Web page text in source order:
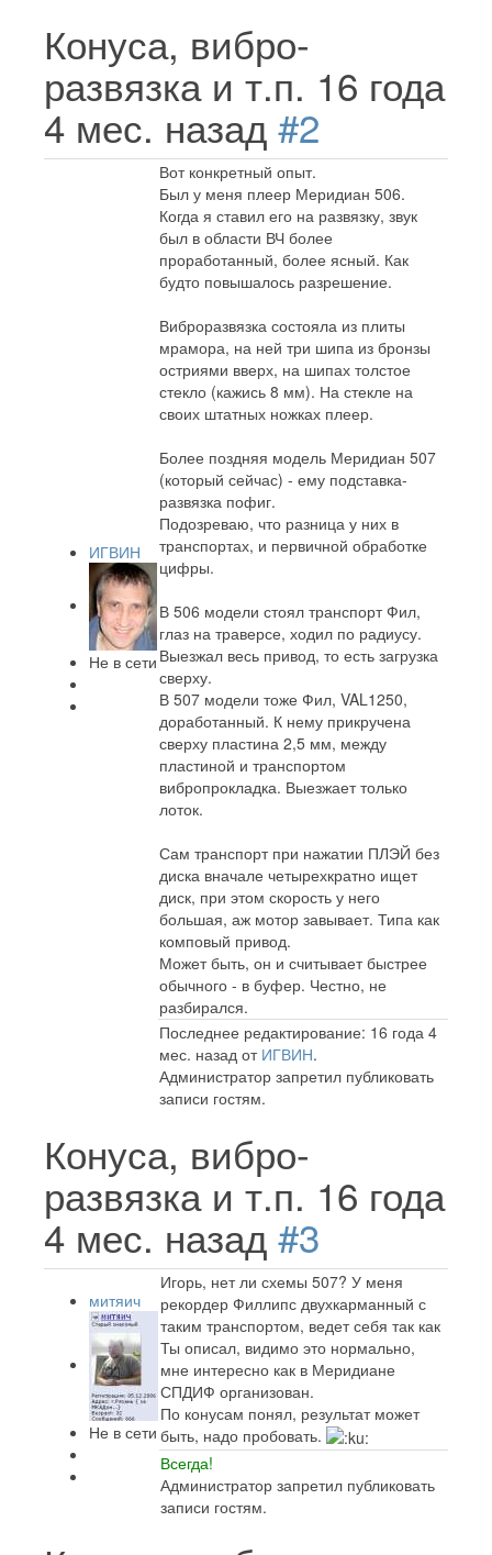
Конуса, вибро-
развязка и т.п. 16 года
4 мес. назад #2
ИГВИН
Не в сети
Вот конкретный опыт.
Был у меня плеер Меридиан 506.
Когда я ставил его на развязку, звук
был в области ВЧ более
проработанный, более ясный. Как
будто повышалось разрешение.
Виброразвязка состояла из плиты
мрамора, на ней три шипа из бронзы
остриями вверх, на шипах толстое
стекло (кажись 8 мм). На стекле на
своих штатных ножках плеер.
Более поздняя модель Меридиан 507
(который сейчас) - ему подставка-
развязка пофиг.
Подозреваю, что разница у них в
транспортах, и первичной обработке
цифры.
В 506 модели стоял транспорт Фил,
глаз на траверсе, ходил по радиусу.
Выезжал весь привод, то есть загрузка
сверху.
В 507 модели тоже Фил, VAL1250,
доработанный. К нему прикручена
сверху пластина 2,5 мм, между
пластиной и транспортом
вибропрокладка. Выезжает только
лоток.
Сам транспорт при нажатии ПЛЭЙ без
диска вначале четырехкратно ищет
диск, при этом скорость у него
большая, аж мотор завывает. Типа как
комповый привод.
Может быть, он и считывает быстрее
обычного - в буфер. Честно, не
разбирался.
Последнее редактирование: 16 года 4
мес. назад от ИГВИН.
Администратор запретил публиковать
записи гостям.
Конуса, вибро-
развязка и т.п. 16 года
4 мес. назад #3
митяич
Не в сети
Игорь, нет ли схемы 507? У меня
рекордер Филлипс двухкарманный с
таким транспортом, ведет себя так как
Ты описал, видимо это нормально,
мне интересно как в Меридиане
СПДИФ организован.
По конусам понял, результат может
быть, надо пробовать.
Всегда!
Администратор запретил публиковать
записи гостям.